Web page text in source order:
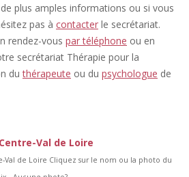
plus amples informations ou si vous
pas à contacter le secrétariat.
rendez-vous par téléphone ou en
secrétariat Thérapie pour la
duthérapeute ou du psychologue de
Val de Loire
Val de Loire Cliquez sur le nom ou la photo du